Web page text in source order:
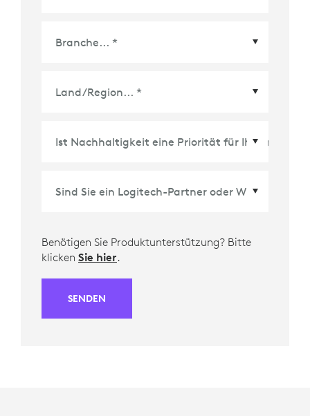
Benötigen Sie Produktunterstützung? Bitte
klicken Sie hier.
SENDEN